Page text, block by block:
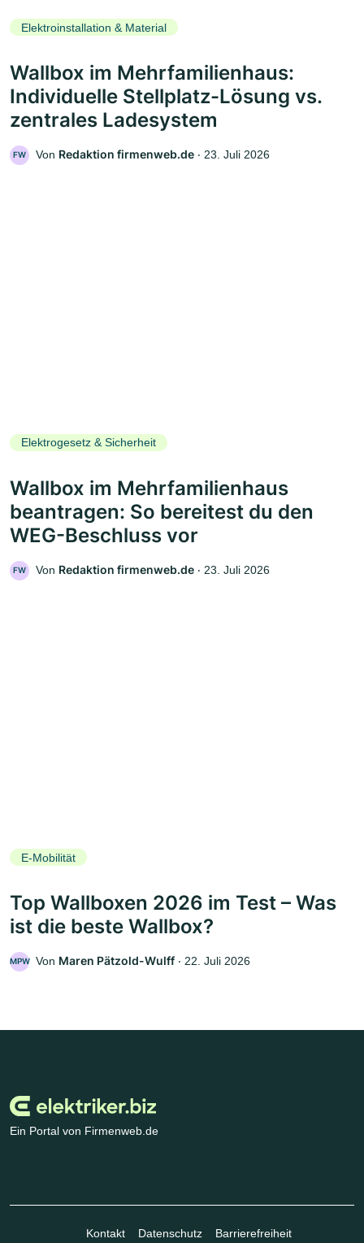
Elektroinstallation & Material
Wallbox im Mehrfamilienhaus:
Individuelle Stellplatz-Lösung vs.
zentrales Ladesystem
FW Von Redaktion firmenweb.de ‧ 23. Juli 2026
Elektrogesetz & Sicherheit
Wallbox im Mehrfamilienhaus
beantragen: So bereitest du den
WEG-Beschluss vor
FW Von Redaktion firmenweb.de ‧ 23. Juli 2026
E-Mobilität
Top Wallboxen 2026 im Test – Was
ist die beste Wallbox?
MPW Von Maren Pätzold-Wulff ‧ 22. Juli 2026
Ein Portal von Firmenweb.de
Kontakt Datenschutz Barrierefreiheit